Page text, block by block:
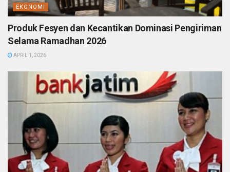
EKONOMI
Produk Fesyen dan Kecantikan Dominasi Pengiriman
Selama Ramadhan 2026
APRIL 1, 2026